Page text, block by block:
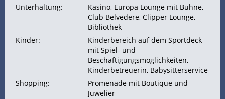
Unterhaltung:
Kasino, Europa Lounge mit Bühne,
Club Belvedere, Clipper Lounge,
Bibliothek
Kinder:
Kinderbereich auf dem Sportdeck
mit Spiel- und
Beschäftigungsmöglichkeiten,
Kinderbetreuerin, Babysitterservice
Shopping:
Promenade mit Boutique und
Juwelier